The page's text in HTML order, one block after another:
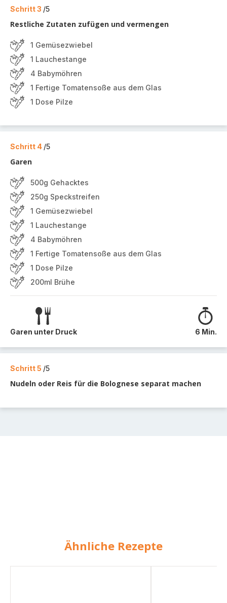
Schritt 3 /5
Restliche Zutaten zufügen und vermengen
1 Gemüsezwiebel
1 Lauchestange
4 Babymöhren
1 Fertige Tomatensoße aus dem Glas
1 Dose Pilze
Schritt 4 /5
Garen
500g Gehacktes
250g Speckstreifen
1 Gemüsezwiebel
1 Lauchestange
4 Babymöhren
1 Fertige Tomatensoße aus dem Glas
1 Dose Pilze
200ml Brühe
Garen unter Druck 6 Min.
Schritt 5 /5
Nudeln oder Reis für die Bolognese separat machen
Ähnliche Rezepte